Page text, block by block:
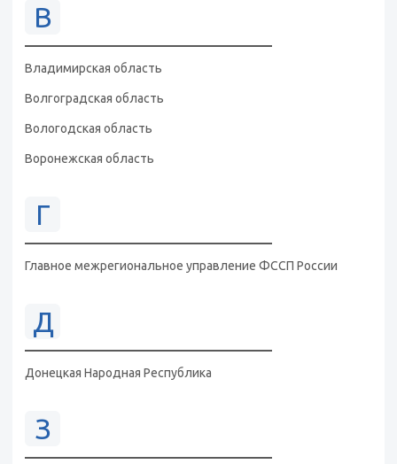
В
Владимирская область
Волгоградская область
Вологодская область
Воронежская область
Г
Главное межрегиональное управление ФССП России
Д
Донецкая Народная Республика
З